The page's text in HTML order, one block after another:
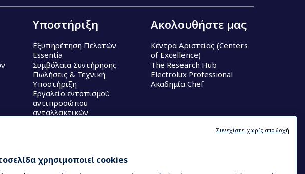
Υποστήριξη
Εξυπηρέτηση Πελατών
Essentia
Συμβόλαια Συντήρησης
Πωλήσεις & Τεχνική
Υποστήριξη
Εργαλείο εντοπισμού
αντιπροσώπου
ανταλλακτικών
Ακολουθήστε μας
Κέντρα Αριστείας (Centers
of Excellence)
The Research Hub
Electrolux Professional
Ακαδημία Chef
χρησιμοποιεί cookies
Συνεχίστε χωρίς αποδοχή